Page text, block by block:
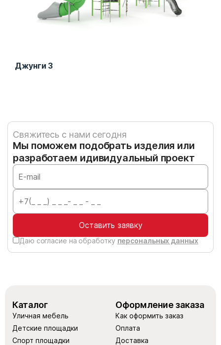
Джунги 3
Свяжитесь с нами сегодня
Мы поможем подобрать изделия или
разработаем идивидуальный проект
Оставить заявку
Даю согласие на обработку персональных данных
Каталог
Уличная мебель
Детские площадки
Спорт площадки
Оформление заказа
Как оформить заказ
Оплата
Доставка